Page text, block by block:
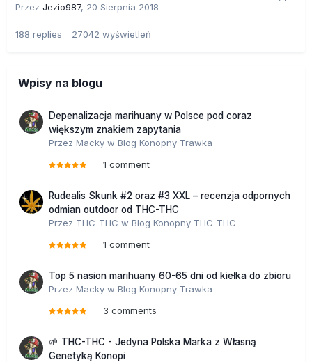
Przez Jezio987, 20 Sierpnia 2018
188 replies 27042 wyświetleń
Wpisy na blogu
Depenalizacja marihuany w Polsce pod coraz
większym znakiem zapytania
Przez Macky w Blog Konopny Trawka
1 comment
Rudealis Skunk #2 oraz #3 XXL – recenzja odpornych
odmian outdoor od THC-THC
Przez THC-THC w Blog Konopny THC-THC
1 comment
Top 5 nasion marihuany 60-65 dni od kiełka do zbioru
Przez Macky w Blog Konopny Trawka
3 comments
🌱 THC-THC - Jedyna Polska Marka z Własną
Genetyką Konopi